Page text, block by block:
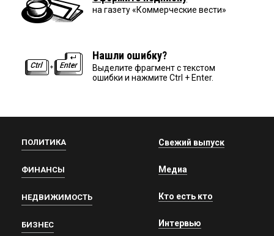
на газету «Коммерческие вести»
Нашли ошибку?
Выделите фрагмент с текстом
ошибки и нажмите Ctrl + Enter.
ПОЛИТИКА
ФИНАНСЫ
НЕДВИЖИМОСТЬ
БИЗНЕС
Свежий выпуск
Медиа
Кто есть кто
Интервью